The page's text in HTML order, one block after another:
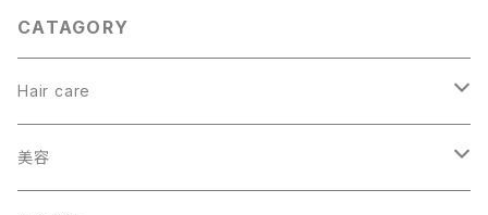
CATAGORY
Hair care
ヘアカラー
美容